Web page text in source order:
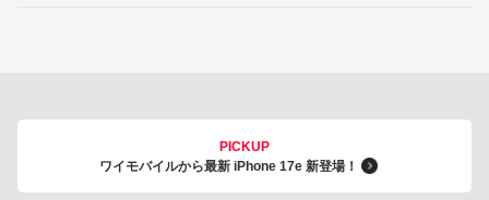
PICKUP
ワイモバイルから最新 iPhone 17e 新登場！